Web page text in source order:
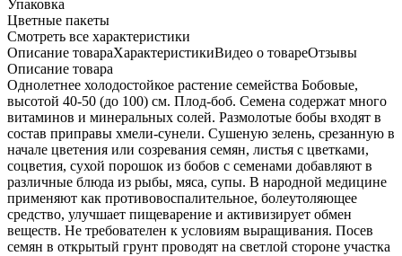
Упаковка
Цветные пакеты
Cмотреть все характеристики
Описание товараХарактеристикиВидео о товареОтзывы
Описание товара
Однолетнее холодостойкое растение семейства Бобовые,
высотой 40-50 (до 100) см. Плод-боб. Семена содержат много
витаминов и минеральных солей. Размолотые бобы входят в
состав приправы хмели-сунели. Сушеную зелень, срезанную в
начале цветения или созревания семян, листья с цветками,
соцветия, сухой порошок из бобов с семенами добавляют в
различные блюда из рыбы, мяса, супы. В народной медицине
применяют как противовоспалительное, болеутоляющее
средство, улучшает пищеварение и активизирует обмен
веществ. Не требователен к условиям выращивания. Посев
семян в открытый грунт проводят на светлой стороне участка